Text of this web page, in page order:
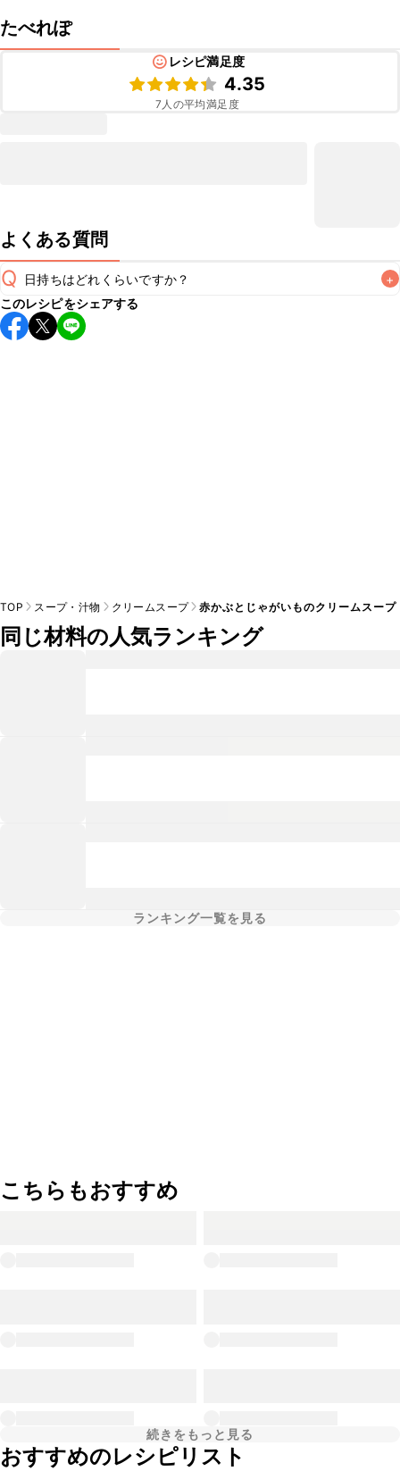
たべれぽ
レシピ満足度
4.35
7 人の平均満足度
よくある質問
Q 日持ちはどれくらいですか？ +
保存期間は冷蔵で翌日中が目安です。なるべくお早めにお召
し上がりください。
このレシピをシェアする
TOP スープ・汁物 クリームスープ 赤かぶとじゃがいものクリームスープ
同じ材料の人気ランキング
ランキング一覧を見る
こちらもおすすめ
続きをもっと見る
おすすめのレシピリスト